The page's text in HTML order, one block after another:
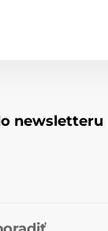
newsletteru